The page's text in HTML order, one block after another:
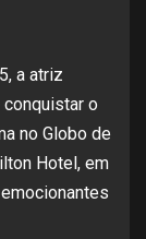
a atriz
o
no Globo de
Hotel, em